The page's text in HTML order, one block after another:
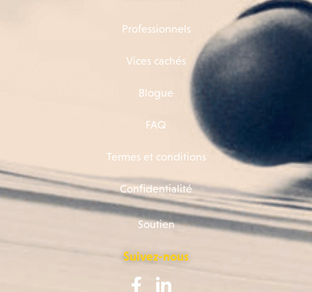
Professionnels
Vices cachés
Blogue
FAQ
Termes et conditions
Confidentialité
Soutien
Suivez-nous